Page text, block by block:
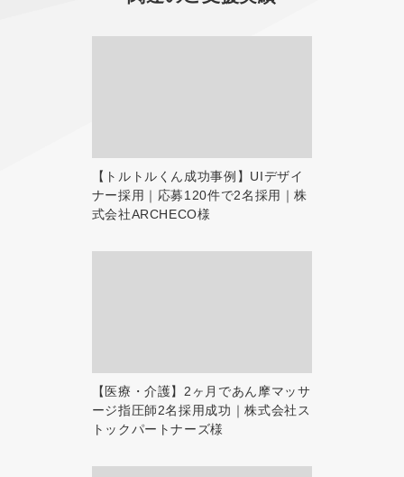
【トルトルくん成功事例】UIデザイ
ナー採用｜応募120件で2名採用｜株
式会社ARCHECO様
【医療・介護】2ヶ月であん摩マッサ
ージ指圧師2名採用成功｜株式会社ス
トックパートナーズ様